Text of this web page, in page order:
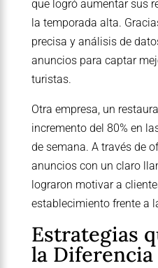
que logró aumentar sus
la temporada alta.
precisa y análisis de
anuncios para captar
turistas.
Otra empresa, un
incremento del 80% en
de semana. A través de
anuncios con un claro
lograron motivar a
establecimiento frente a
Estrategias
la Diferencia